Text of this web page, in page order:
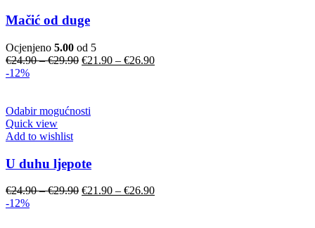
Mačić od duge
Ocjenjeno 5.00 od 5
€24.90–€29.90 €21.90 – €26.90
-12%
Odabir mogućnosti
Quick view
Add to wishlist
U duhu ljepote
€24.90–€29.90 €21.90 – €26.90
-12%